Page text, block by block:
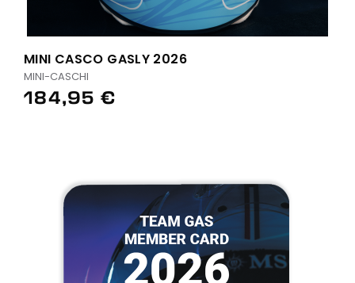
MINI CASCO GASLY 2026
MINI-CASCHI
184,95 €